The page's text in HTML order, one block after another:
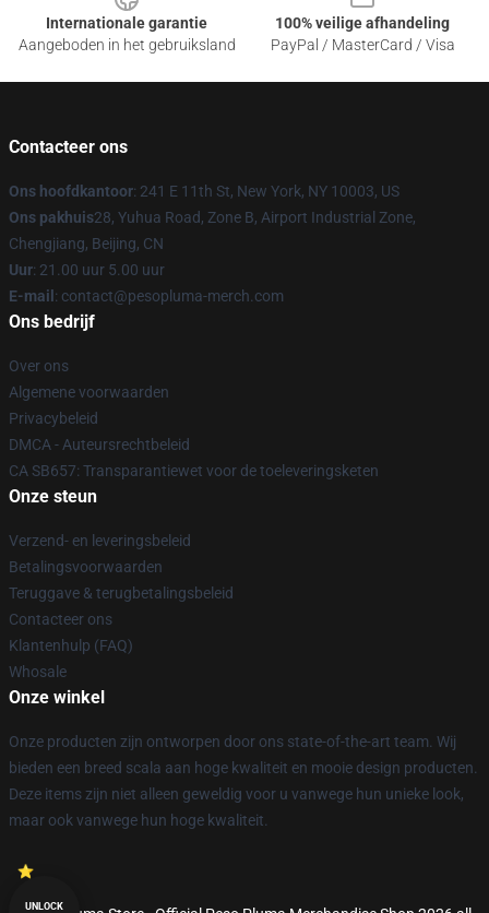
Internationale garantie
Aangeboden in het gebruiksland
100% veilige afhandeling
PayPal / MasterCard / Visa
Contacteer ons
Ons hoofdkantoor: 241 E 11th St, New York, NY 10003, US
Ons pakhuis28, Yuhua Road, Zone B, Airport Industrial Zone,
Chengjiang, Beijing, CN
Uur: 21.00 uur 5.00 uur
E-mail : contact@pesopluma-merch.com
Ons bedrijf
Over ons
Algemene voorwaarden
Privacybeleid
DMCA - Auteursrechtbeleid
CA SB657: Transparantiewet voor de toeleveringsketen
Onze steun
Verzend- en leveringsbeleid
Betalingsvoorwaarden
Teruggave & terugbetalingsbeleid
Contacteer ons
Klantenhulp (FAQ)
Whosale
Onze winkel
Onze producten zijn ontworpen door ons state-of-the-art team. Wij
bieden een breed scala aan hoge kwaliteit en mooie design producten.
Deze items zijn niet alleen geweldig voor u vanwege hun unieke look,
maar ook vanwege hun hoge kwaliteit.
UNLOCK